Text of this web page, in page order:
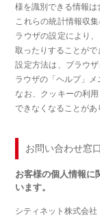
様を識別できる情報は
これらの統計情報収
ラウザの設定により
取ったりすることがで
設定方法は、ブラウ
ラウザの「ヘルプ」メ
なお、クッキーの利
できなくなることがあ
お問い合わせ窓口
お客様の個人情報に
います。
シティネット株式会社